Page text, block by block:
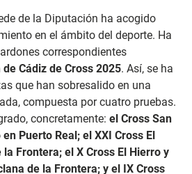
de la Diputación ha acogido
en el ámbito del deporte. Ha
correspondientes
Cádiz de Cross 2025. Así, se ha
que han sobresalido en una
compuesta por cuatro pruebas.
concretamente: el Cross San
Puerto Real; el XXI Cross El
Frontera; el X Cross El Hierro y
de la Frontera; y el IX Cross